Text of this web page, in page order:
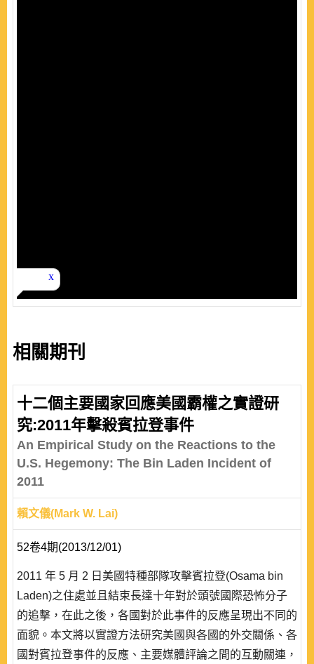
相關期刊
十二個主要國家回應美國霸權之實證研
究:2011年擊殺賓拉登事件
An Empirical Study on the Reactions to the
U.S. Hegemony: The Bin Laden Incident of
2011
賴文儀(Mark W. Lai)
52卷4期(2013/12/01)
2011 年 5 月 2 日美國特種部隊攻擊賓拉登(Osama bin
Laden)之住處並且結束長達十年對於頭號國際恐怖分子
的追擊，在此之後，各國對於此事件的反應呈現出不同的
面貌。本文將以實證方法研究美國與各國的外交關係、各
國對賓拉登事件的反應、主要媒體評論之間的互動關連，